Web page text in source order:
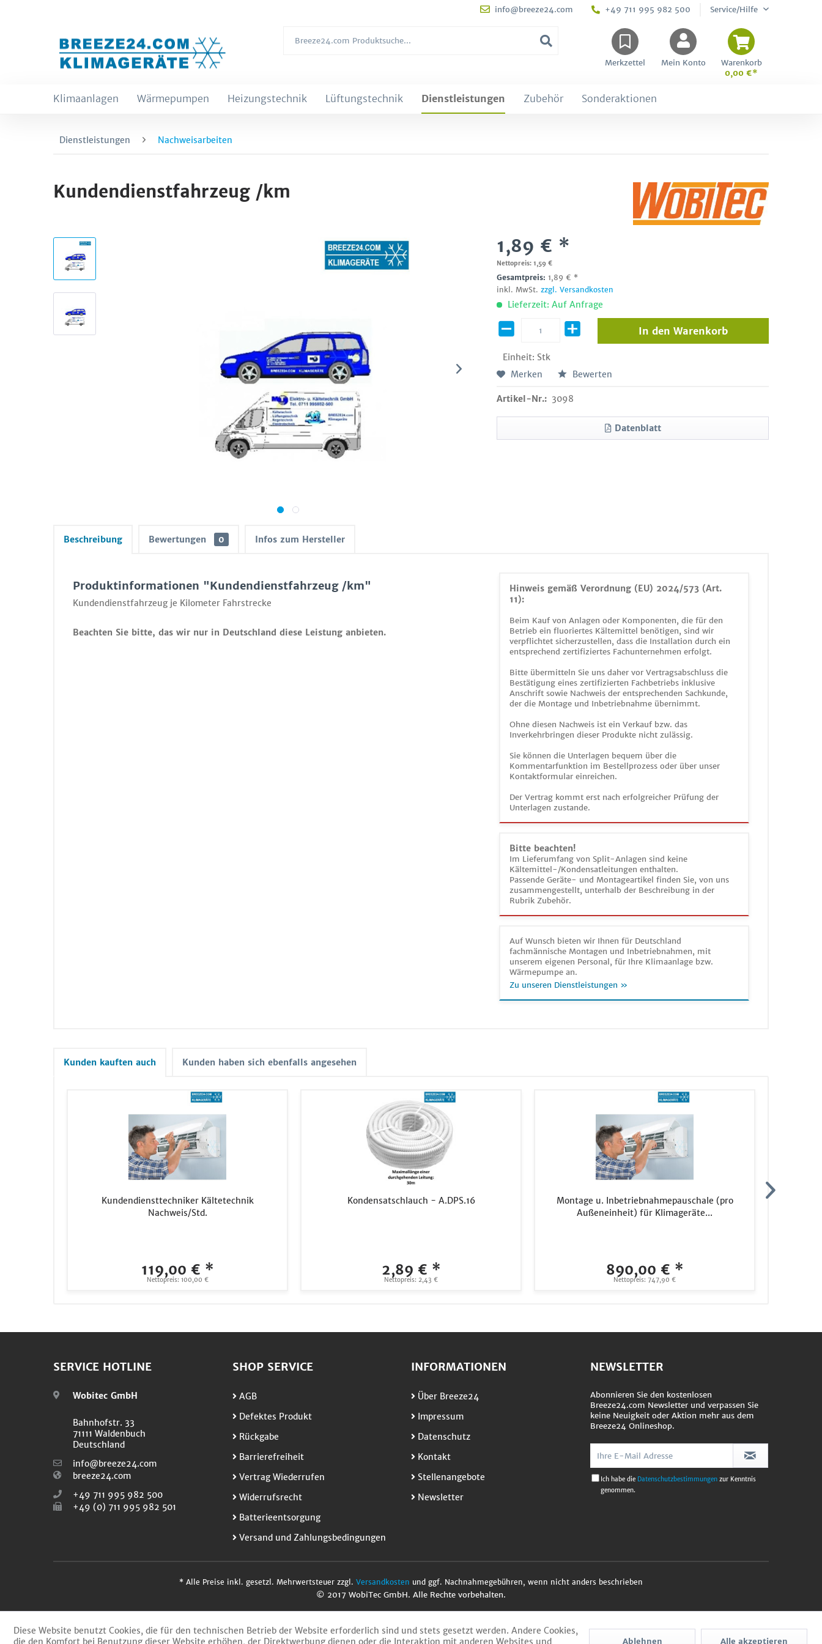
info@breeze24.com +49 711 995 982 500 Service/Hilfe
Merkzettel Mein Konto
Warenkorb
0,00 €*
Klimaanlagen Wärmepumpen Heizungstechnik Lüftungstechnik Dienstleistungen Zubehör Sonderaktionen
Dienstleistungen Nachweisarbeiten
Kundendienstfahrzeug /km
1,89 € *
Nettopreis: 1,59 €
Gesamtpreis: 1,89 € *
inkl. MwSt.zzgl. Versandkosten
Lieferzeit: Auf Anfrage
Einheit: Stk
In den Warenkorb
Merken Bewerten
Artikel-Nr.: 3098
Datenblatt
Beschreibung Bewertungen 0 Infos zum Hersteller
Hinweis gemäß Verordnung (EU) 2024/573 (Art.
11):
Beim Kauf von Anlagen oder Komponenten, die für den
Betrieb ein fluoriertes Kältemittel benötigen, sind wir
verpflichtet sicherzustellen, dass die Installation durch ein
entsprechend zertifiziertes Fachunternehmen erfolgt.
Bitte übermitteln Sie uns daher vor Vertragsabschluss die
Bestätigung eines zertifizierten Fachbetriebs inklusive
Anschrift sowie Nachweis der entsprechenden Sachkunde,
der die Montage und Inbetriebnahme übernimmt.
Ohne diesen Nachweis ist ein Verkauf bzw. das
Inverkehrbringen dieser Produkte nicht zulässig.
Sie können die Unterlagen bequem über die
Kommentarfunktion im Bestellprozess oder über unser
Kontaktformular einreichen.
Der Vertrag kommt erst nach erfolgreicher Prüfung der
Unterlagen zustande.
Bitte beachten!
Im Lieferumfang von Split-Anlagen sind keine
Kältemittel-/Kondensatleitungen enthalten.
Passende Geräte- und Montageartikel finden Sie, von uns
zusammengestellt, unterhalb der Beschreibung in der
Rubrik Zubehör.
Auf Wunsch bieten wir Ihnen für Deutschland
fachmännische Montagen und Inbetriebnahmen, mit
unserem eigenen Personal, für Ihre Klimaanlage bzw.
Wärmepumpe an.
Zu unseren Dienstleistungen »
Produktinformationen "Kundendienstfahrzeug /km"
Kundendienstfahrzeug je Kilometer Fahrstrecke
Beachten Sie bitte, das wir nur in Deutschland diese Leistung anbieten.
Kunden kauften auch Kunden haben sich ebenfalls angesehen
Kundendiensttechniker Kältetechnik
Nachweis/Std.
119,00 € *
Nettopreis: 100,00 €
Kondensatschlauch - A.DPS.16
2,89 € *
Nettopreis: 2,43 €
Montage u. Inbetriebnahmepauschale (pro
Außeneinheit) für Klimageräte...
890,00 € *
Nettopreis: 747,90 €
SERVICE HOTLINE
Wobitec GmbH
Bahnhofstr. 33
71111 Waldenbuch
Deutschland
info@breeze24.com
breeze24.com
+49 711 995 982 500
+49 (0) 711 995 982 501
SHOP SERVICE
AGB
Defektes Produkt
Rückgabe
Barrierefreiheit
Vertrag Wiederrufen
Widerrufsrecht
Batterieentsorgung
Versand und Zahlungsbedingungen
INFORMATIONEN
Über Breeze24
Impressum
Datenschutz
Kontakt
Stellenangebote
Newsletter
NEWSLETTER
Abonnieren Sie den kostenlosen
Breeze24.com Newsletter und verpassen Sie
keine Neuigkeit oder Aktion mehr aus dem
Breeze24 Onlineshop.
Ich habe die Datenschutzbestimmungen zur Kenntnis
genommen.
* Alle Preise inkl. gesetzl. Mehrwertsteuer zzgl. Versandkosten und ggf. Nachnahmegebühren, wenn nicht anders beschrieben
© 2017 WobiTec GmbH. Alle Rechte vorbehalten.
Diese Website benutzt Cookies, die für den technischen Betrieb der Website erforderlich sind und stets gesetzt werden. Andere Cookies,
die den Komfort bei Benutzung dieser Website erhöhen, der Direktwerbung dienen oder die Interaktion mit anderen Websites und
Ablehnen Alle akzeptieren